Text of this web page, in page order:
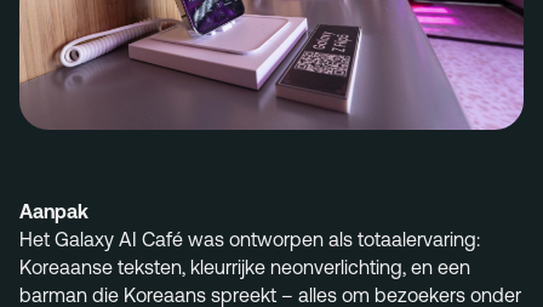
Aanpak
Het Galaxy AI Café was ontworpen als totaalervaring:
Koreaanse teksten, kleurrijke neonverlichting, en een
barman die Koreaans spreekt – alles om bezoekers onder